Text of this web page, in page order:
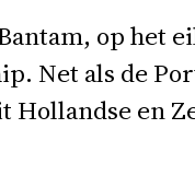
op het
Net als de
Hollandse en